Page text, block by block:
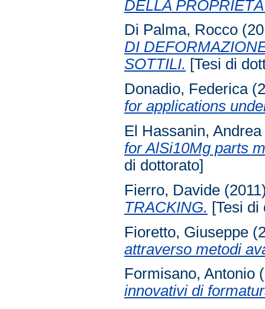
DELLA
Di Palma, Rocco
DI
SOTTILI. [Tesi di
Donadio, Federica
for applications
El Hassanin, Andrea
for AlSi10Mg parts
di dottorato]
Fierro, Davide
TRACKING. [Tesi di
Fioretto, Giuseppe
attraverso metodi
Formisano, Antonio
innovativi di